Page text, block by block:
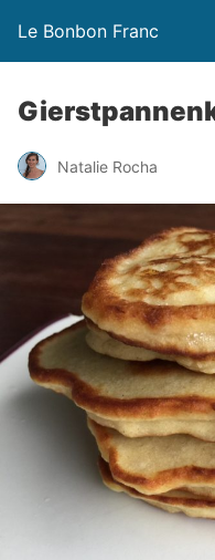
Le Bonbon Franc
Natalie Rocha